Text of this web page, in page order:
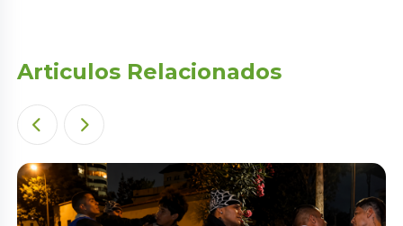
Articulos Relacionados